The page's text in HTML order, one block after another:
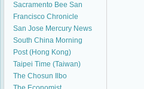
Sacramento Bee San
Francisco Chronicle
San Jose Mercury News
South China Morning
Post (Hong Kong)
Taipei Time (Taiwan)
The Chosun Ilbo